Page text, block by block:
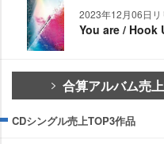
2023年12月06日リ
You are / Hook
合算アルバム売
CDシングル売上TOP3作品